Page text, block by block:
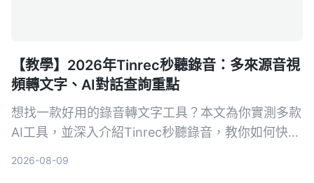
【教學】2026年Tinrec秒聽錄音：多來源音視
頻轉文字、AI對話查詢重點
想找一款好用的錄音轉文字工具？本文為你實測多款
AI工具，並深入介紹Tinrec秒聽錄音，教你如何快速
2026-08-09